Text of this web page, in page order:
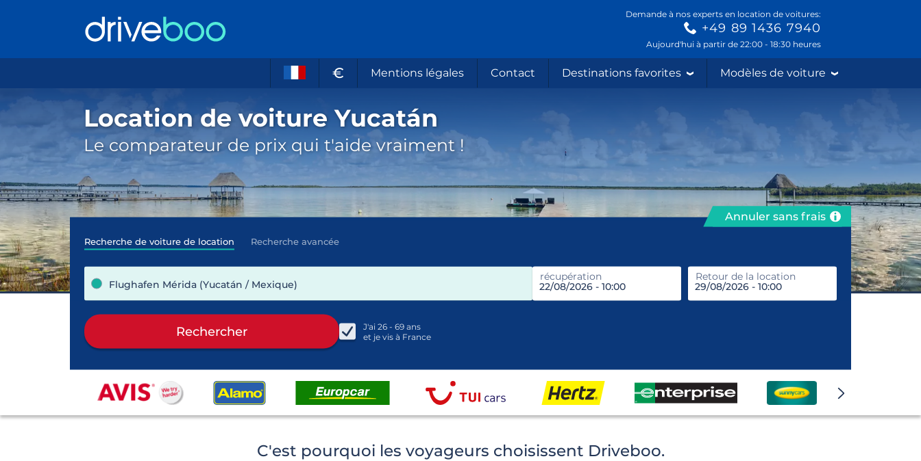
Demande à nos experts en location de voitures:
+49 89 1436 7940
Aujourd'hui à partir de 22:00 - 18:30 heures
€ Mentions légales Contact Destinations favorites Modèles de voiture
Location de voiture Yucatán
Le comparateur de prix qui t'aide vraiment !
Annuler sans frais
Recherche de voiture de location Recherche avancée
Flughafen Mérida (Yucatán / Mexique)
récupération Retour de la location
prendre
J'ai 26 - 69 ans
et je vis à France
Rechercher
C'est pourquoi les voyageurs choisissent Driveboo.